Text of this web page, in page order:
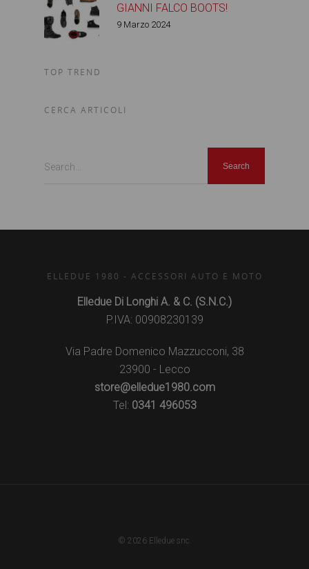
GIANNI FALCO BOOTS!
9 Marzo 2024
TOP TREND
CERCA ARTICOLI
Search...
ELLEDUE 1980 - ACCESSORI AUTO E MOTO
Elledue Di Longhi A. & C. (S.N.C.)
P.IVA: 00908230139
Via Padre Domenico Mazzucconi, 38
23900 - Lecco
store@elledue1980.com
Tel: 0341 496053
© 2026 Elledue snc.